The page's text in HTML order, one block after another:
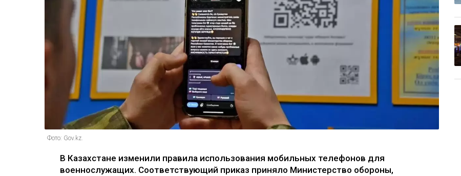
Фото: Gov.kz.
В Казахстане изменили правила использования мобильных телефонов для
военнослужащих. Соответствующий приказ приняло Министерство обороны,